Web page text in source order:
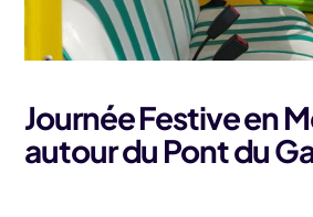
Journée Festive en
autour du Pont du